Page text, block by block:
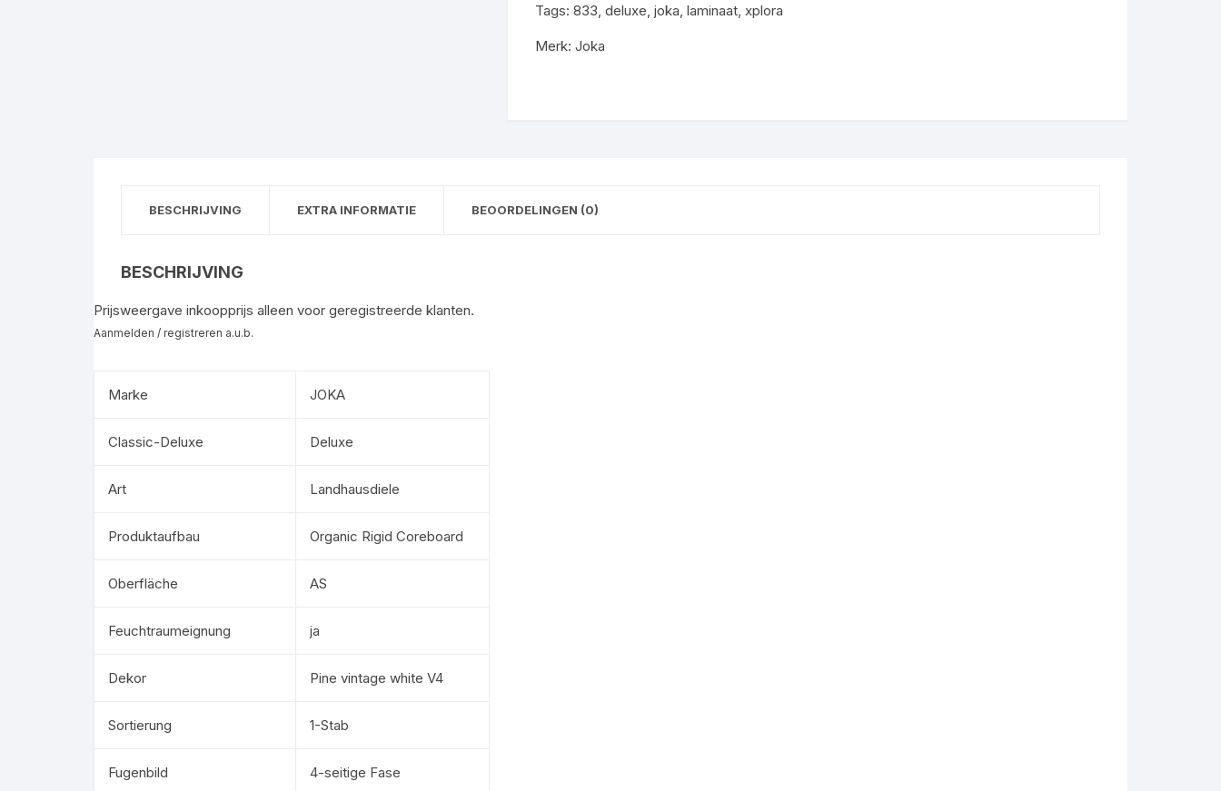
in
59
Tags: 833, deluxe, joka, laminaat, xplora
Merk: Joka
BESCHRIJVING EXTRA INFORMATIE BEOORDELINGEN (0)
BESCHRIJVING
Prijsweergave inkoopprijs alleen voor geregistreerde klanten.
Aanmelden / registreren a.u.b.
Marke JOKA
Classic-Deluxe Deluxe
Art Landhausdiele
Produktaufbau Organic Rigid Coreboard
Oberfläche AS
Feuchtraumeignung ja
Dekor Pine vintage white V4
Sortierung 1-Stab
Fugenbild 4-seitige Fase